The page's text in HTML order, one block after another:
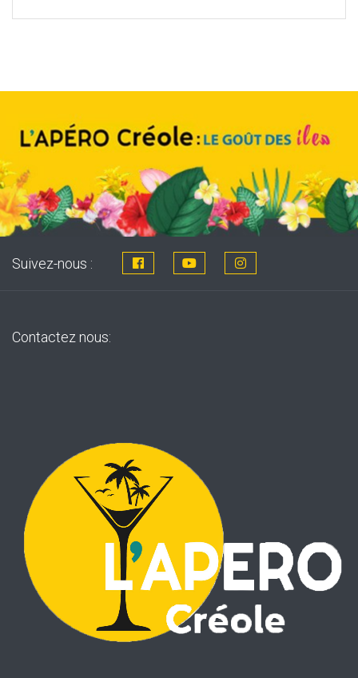
Suivez-nous :
Contactez nous: